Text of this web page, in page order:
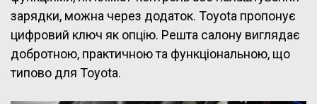
зарядки, можна через додаток. Toyota пропонує
цифровий ключ як опцію. Решта салону виглядає
добротною, практичною та функціональною, що
типово для Toyota.